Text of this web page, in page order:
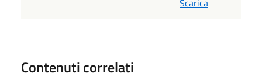
Contenuti correlati